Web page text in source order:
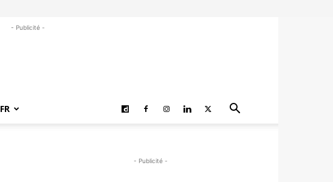
- Publicité -
FR
- Publicité -